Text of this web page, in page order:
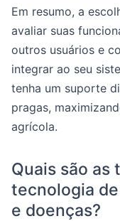
Em resumo, a
avaliar suas
outros usuários e
integrar ao seu
tenha um suporte
pragas,
agrícola.
Quais são as
tecnologia
e doenças?